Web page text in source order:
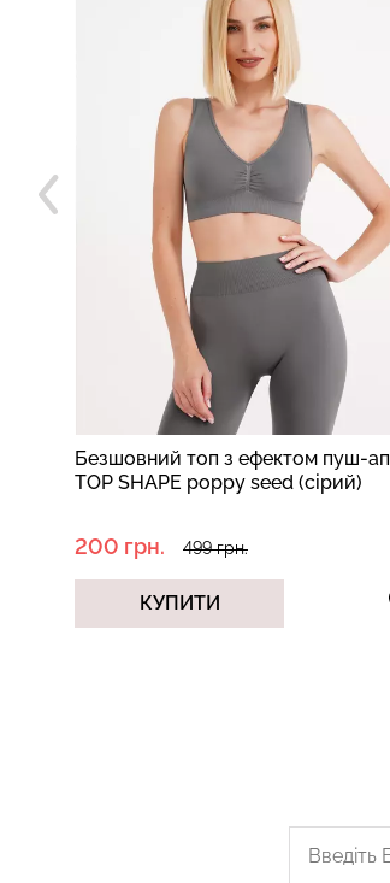
Кроп-топ лонгслів в рубчик CROP
TOP RIB poppy seed (сірий)
450 грн. 899 грн.
КУПИТИ